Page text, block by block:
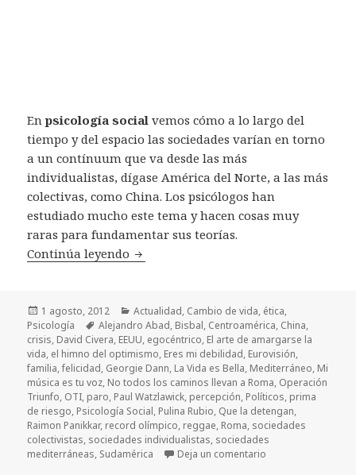
Enpsicología social vemos cómo a lo largo del
tiempo y del espacio las sociedades varían en torno
a un contínuum que va desde las más
individualistas, dígase América del Norte, a las más
colectivas, como China. Los psicólogos han
estudiado mucho este tema y hacen cosas muy
raras para fundamentar sus teorías.
Continúa leyendo Si los chinos tuvieran canción del
Publicado
el
1 agosto, 2012 Categorías
Actualidad, Cambio de vida, ética,
Psicología
Etiquetas
Alejandro Abad, Bisbal, Centroamérica, China,
crisis, David Civera, EEUU, egocéntrico, El arte de amargarse la
vida, el himno del optimismo, Eres mi debilidad, Eurovisión,
familia,felicidad, Georgie Dann, La Vida es Bella, Mediterráneo, Mi
música es tu voz, No todos los caminos llevan a Roma, Operación
Triunfo, OTI, paro, Paul Watzlawick, percepción, Políticos, prima
de riesgo, Psicología Social, Pulina Rubio, Que la detengan,
Raimon Panikkar, record olímpico, reggae, Roma, sociedades
colectivistas, sociedades individualistas, sociedades
mediterráneas, Sudamérica Deja un comentario